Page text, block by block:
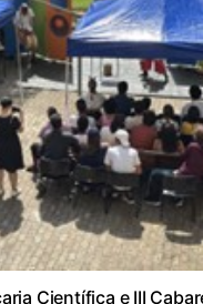
Científica e III